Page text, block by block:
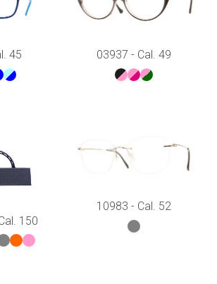
45 03937 - Cal. 49
150
10983 - Cal. 52